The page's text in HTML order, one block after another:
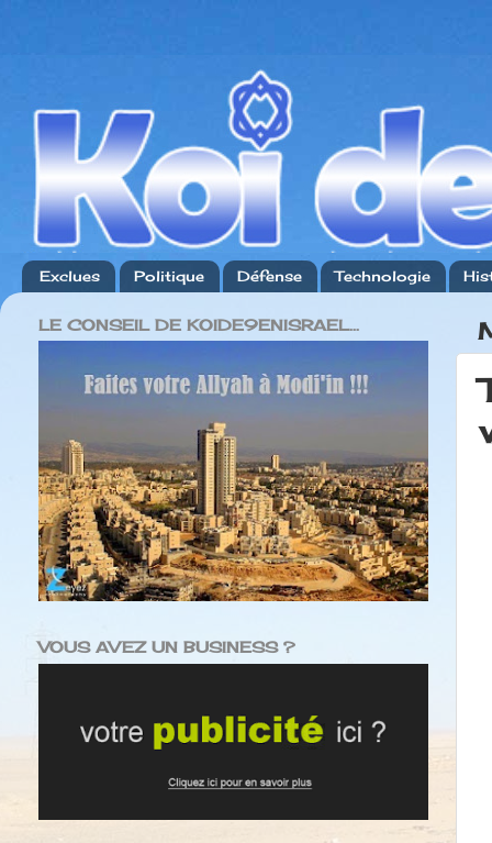
Exclues Politique Défense Technologie
LE CONSEIL DE KOIDE9ENISRAEL...
VOUS AVEZ UN BUSINESS ?